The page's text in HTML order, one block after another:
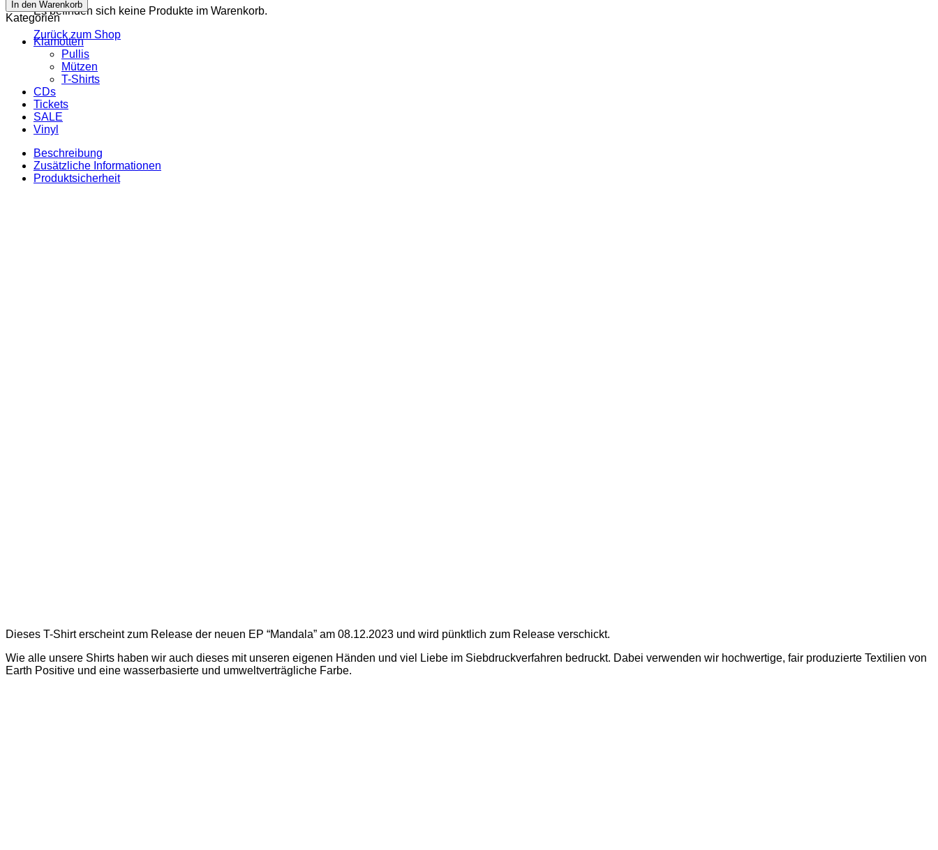
Es befinden sich keine Produkte im Warenkorb.
Zurück zum Shop
Shirt
"Mandala"
Menge
In den Warenkorb
Kategorien
Klamotten
Pullis
Mützen
T-Shirts
CDs
Tickets
SALE
Vinyl
Beschreibung
Zusätzliche Informationen
Produktsicherheit
Dieses T-Shirt erscheint zum Release der neuen EP “Mandala” am 08.12.2023 und wird pünktlich zum Release verschickt.
Wie alle unsere Shirts haben wir auch dieses mit unseren eigenen Händen und viel Liebe im Siebdruckverfahren bedruckt. Dabei verwenden wir hochwertige, fair produzierte Textilien von
Earth Positive und eine wasserbasierte und umweltverträgliche Farbe.